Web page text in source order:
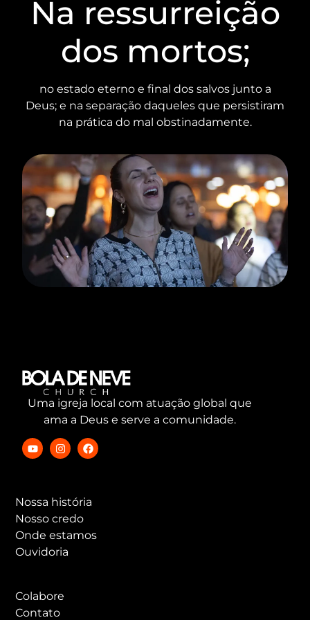
Na ressurreição
dos mortos;
no estado eterno e final dos salvos junto a
Deus; e na separação daqueles que persistiram
na prática do mal obstinadamente.
Uma igreja local com atuação global que
ama a Deus e serve a comunidade.
Nossa história
Nosso credo
Onde estamos
Ouvidoria
Colabore
Contato